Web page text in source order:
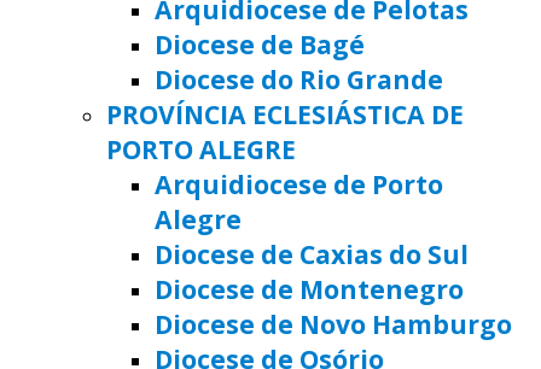
Arquidiocese de Pelotas
Diocese de Bagé
Diocese do Rio Grande
PROVÍNCIA ECLESIÁSTICA DE
PORTO ALEGRE
Arquidiocese de Porto
Alegre
Diocese de Caxias do Sul
Diocese de Montenegro
Diocese de Novo Hamburgo
Diocese de Osório